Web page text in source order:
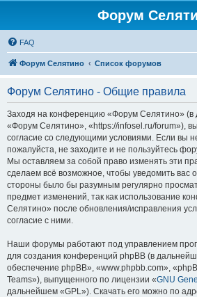
Форум
FAQ
Форум Селятино Список форумов
Форум Селятино - Общие правила
Заходя на конференцию «Форум Селятино»
«Форум Селятино», «https://infosel.ru/forum»),
согласие со следующими условиями. Если вы
пожалуйста, не заходите и не пользуйтесь
Мы оставляем за собой право изменять эти
сделаем всё возможное, чтобы уведомить вас
стороны было бы разумным регулярно
предмет изменений, так как использование
Селятино» после обновления/исправления
согласие с ними.
Наши форумы работают под управлением
для создания конференций phpBB (в
обеспечение phpBB», «www.phpbb.com»,
Teams»), выпущенного по лицензии «GNU
дальнейшем «GPL»). Скачать его можно по